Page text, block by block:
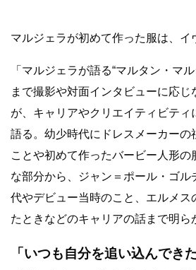
マルジェラが初めて作った服は、
「マルジェラが語る“マルタン・マ
まで撮影や対面インタビューに応じ
が、キャリアやクリエイティビティ
語る。幼少時代にドレスメーカーの
ことや初めて作ったバービー人形の
な部分から、ジャン＝ポール・ゴル
代やデビュー当時のこと、エルメス
たときなどのキャリアの話まで明ら
「いつも自分を追い込んでき